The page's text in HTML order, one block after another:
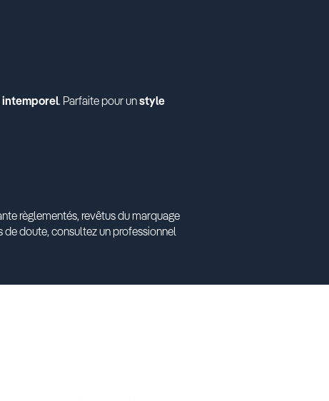
intemporel. Parfaite pour unstyle
règlementés, revêtus du marquage
de doute, consultez un professionnel